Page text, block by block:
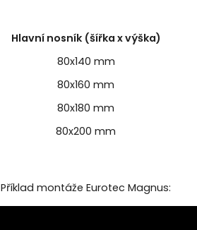
Hlavní nosník (šířka x výška)
80x140 mm
80x160 mm
80x180 mm
80x200 mm
Příklad montáže Eurotec Magnus: